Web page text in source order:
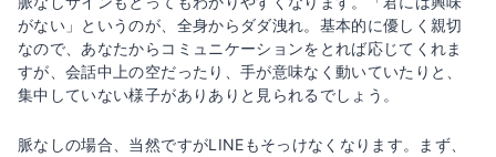
がない」というのが、全身からダダ洩れ。基本的に優しく親切
なので、あなたからコミュニケーションをとれば応じてくれま
すが、会話中上の空だったり、手が意味なく動いていたりと、
集中していない様子がありありと見られるでしょう。
脈なしの場合、当然ですがLINEもそっけなくなります。まず、